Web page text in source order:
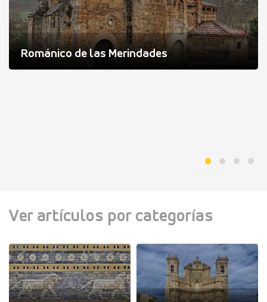
Románico de las Merindades
Ver artículos por categorías